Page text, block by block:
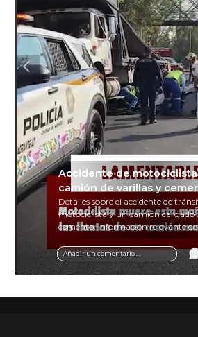
Añadir un comentario ...
Accidente de
camión de varillas y
Detalles sobre el accidente de
motociclista y un camión cargado
cemento. Información relevante
vial y recomendaciones para